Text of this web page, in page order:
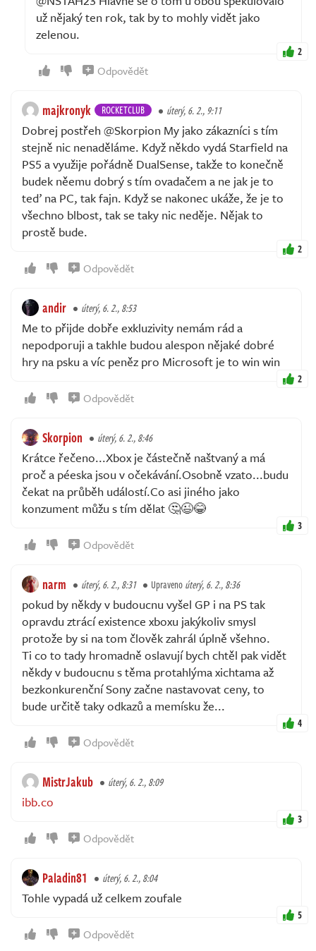
už nějaký ten rok, tak by to mohly vidět jako
zelenou.
2
Odpovědět
majkronyk ROCKETCLUB úterý, 6. 2., 9:11
Dobrej postřeh @Skorpion My jako zákazníci s tím
stejně nic nenaděláme. Když někdo vydá Starfield na
PS5 a využije pořádně DualSense, takže to konečně
budek něemu dobrý s tím ovadačem a ne jak je to
teď na PC, tak fajn. Když se nakonec ukáže, že je to
všechno blbost, tak se taky nic neděje. Nějak to
prostě bude.
2
Odpovědět
andir úterý, 6. 2., 8:53
Me to přijde dobře exkluzivity nemám rád a
nepodporuji a takhle budou alespon nějaké dobré
hry na psku a víc peněz pro Microsoft je to win win
2
Odpovědět
Skorpion úterý, 6. 2., 8:46
Krátce řečeno...Xbox je částečně naštvaný a má
proč a péeska jsou v očekávání.Osobně vzato...budu
čekat na průběh událostí.Co asi jiného jako
konzument můžu s tím dělat 🤔😉😂
3
Odpovědět
narm úterý, 6. 2., 8:31 Upravenoúterý, 6. 2., 8:36
pokud by někdy v budoucnu vyšel GP i na PS tak
opravdu ztrácí existence xboxu jakýkoliv smysl
protože by si na tom člověk zahrál úplně všehno.
Ti co to tady hromadně oslavují bych chtěl pak vidět
někdy v budoucnu s těma protahlýma xichtama až
bezkonkurenční Sony začne nastavovat ceny, to
bude určitě taky odkazů a memísku že...
4
Odpovědět
MistrJakub úterý, 6. 2., 8:09
ibb.co
3
Odpovědět
Paladin81 úterý, 6. 2., 8:04
Tohle vypadá už celkem zoufale
5
Odpovědět